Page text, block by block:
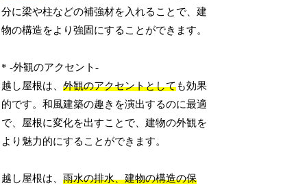
分に梁や柱などの補強材を入れることで、建
物の構造をより強固にすることができます。
* -外観のアクセント-
越し屋根は、外観のアクセントとしても効果
的です。和風建築の趣きを演出するのに最適
で、屋根に変化を出すことで、建物の外観を
より魅力的にすることができます。
越し屋根は、雨水の排水、建物の構造の保